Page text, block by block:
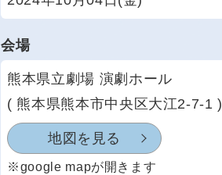
会場
熊本県立劇場 演劇ホール
( 熊本県熊本市中央区大江2-7-1 )
地図を見る
※google mapが開きます